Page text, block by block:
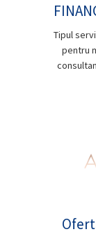
Tipul
pentru